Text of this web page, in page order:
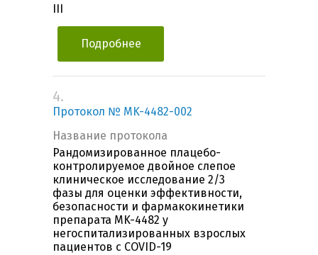
Подробнее
4.
Протокол № MK-4482-002
Название протокола
Рандомизированное плацебо-
контролируемое двойное слепое
клиническое исследование 2/3
фазы для оценки эффективности,
безопасности и фармакокинетики
препарата MK-4482 у
негоспитализированных взрослых
пациентов с COVID-19